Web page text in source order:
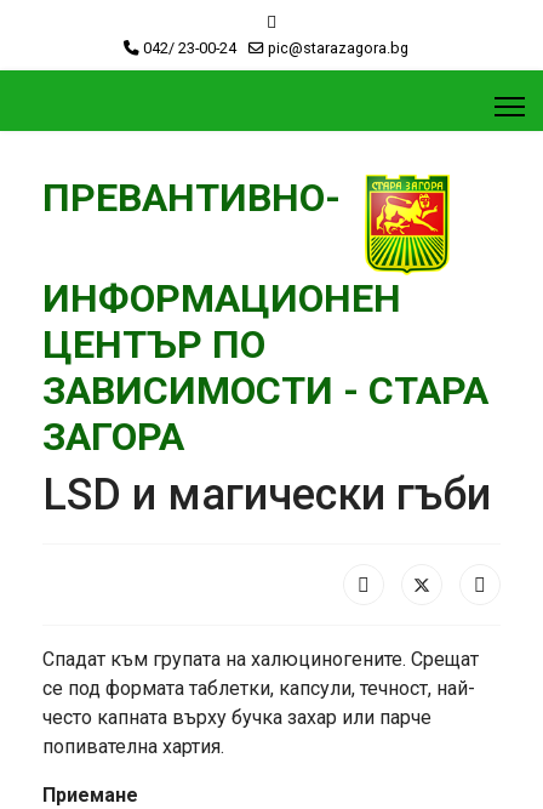
042/ 23-00-24 pic@starazagora.bg
ПРЕВАНТИВНО-
ИНФОРМАЦИОНЕН
ЦЕНТЪР ПО
ЗАВИСИМОСТИ - СТАРА
ЗАГОРА
LSD и магически гъби
Спадат към групата на халюциногените. Срещат
се под формата таблетки, капсули, течност, най-
често капната върху бучка захар или парче
попивателна хартия.
Приемане